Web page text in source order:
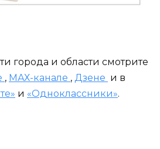
города и области смотрите
, МАХ-канале , Дзене и в
и «Одноклассники».